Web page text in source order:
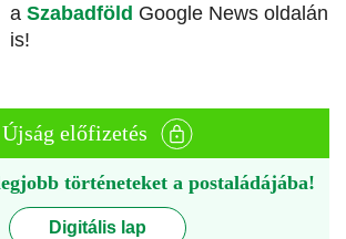
a Szabadföld Google News oldalán
is!
Újság előfizetés
történeteket a postaládájába!
Digitális lap